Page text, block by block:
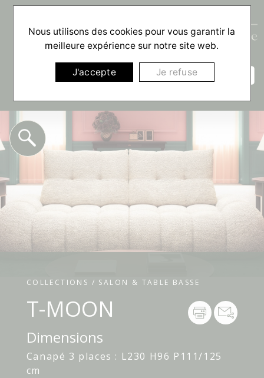
☰
COLLECTIONS / SALON & TABLE BASSE
T-MOON
Dimensions
Canapé 3 places : L230 H96 P111/125
cm
Nous utilisons des cookies pour vous garantir la
meilleure expérience sur notre site web.
J'accepte Je refuse